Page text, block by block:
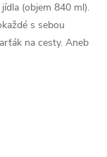
(objem 840 ml).
s sebou
na cesty. Aneb